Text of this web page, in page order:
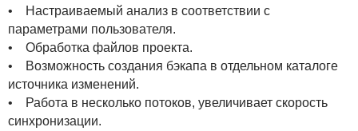
• Настраиваемый анализ в соответствии с
параметрами пользователя.
• Обработка файлов проекта.
• Возможность создания бэкапа в отдельном каталоге
источника изменений.
• Работа в несколько потоков, увеличивает скорость
синхронизации.